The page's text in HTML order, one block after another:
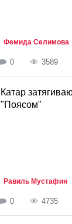
Фемида Селимова
0 3589
Катар
"Поясом"
Равиль Мустафин
0 4735